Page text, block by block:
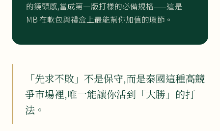
的鏡頭感,當成第一版打樣的必備規格——這是
MB 在軟包與禮盒上最能幫你加值的環節。
「先求不敗」不是保守,而是泰國這種高競
爭市場裡,唯一能讓你活到「大勝」的打
法。